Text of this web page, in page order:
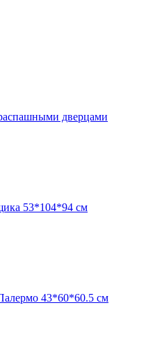
дверцами
53*104*94 см
43*60*60.5 см